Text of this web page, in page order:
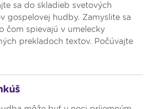
sa do skladieb svetových
gospelovej hudby. Zamyslite sa
čom spievajú v umelecky
prekladoch textov. Počúvajte